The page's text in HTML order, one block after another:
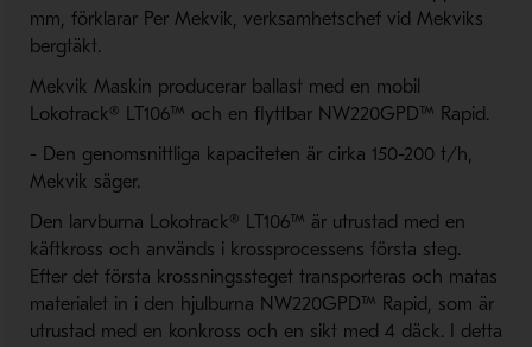
mm, förklarar Per Mekvik, verksamhetschef vid Mekviks
bergtäkt.
Mekvik Maskin producerar ballast med en mobil
Lokotrack® LT106™ och en flyttbar NW220GPD™ Rapid.
- Den genomsnittliga kapaciteten är cirka 150-200 t/h,
Mekvik säger.
Den larvburna Lokotrack® LT106™ är utrustad med en
käftkross och används i krossprocessens första steg.
Efter det första krossningssteget transporteras och matas
materialet in i den hjulburna NW220GPD™ Rapid, som är
utrustad med en konkross och en sikt med 4 däck. I detta